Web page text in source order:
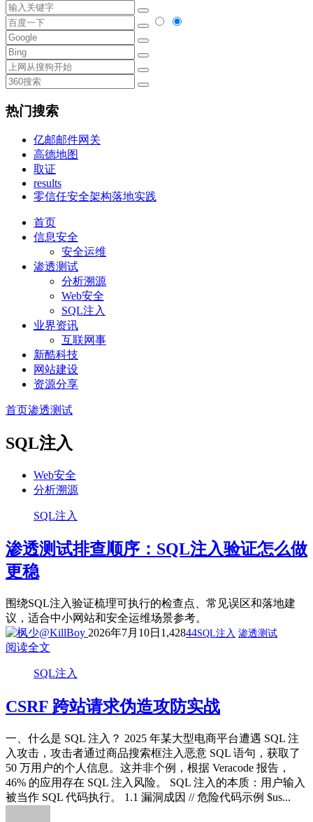
热门搜索
亿邮邮件网关
高德地图
取证
results
零信任安全架构落地实践
首页
信息安全
安全运维
渗透测试
分析溯源
Web安全
SQL注入
业界资讯
互联网事
新酷科技
网站建设
资源分享
首页渗透测试
SQL注入
Web安全
分析溯源
SQL注入
渗透测试排查顺序：SQL注入验证怎么做
更稳
围绕SQL注入验证梳理可执行的检查点、常见误区和落地建
议，适合中小网站和安全运维场景参考。
2026年7月10日 1,42844SQL注入 渗透测试
阅读全文
SQL注入
CSRF 跨站请求伪造攻防实战
一、什么是 SQL 注入？ 2025 年某大型电商平台遭遇 SQL 注
入攻击，攻击者通过商品搜索框注入恶意 SQL 语句，获取了
50 万用户的个人信息。这并非个例，根据 Veracode 报告，
46% 的应用存在 SQL 注入风险。 SQL 注入的本质：用户输入
被当作 SQL 代码执行。 1.1 漏洞成因 // 危险代码示例 $us...